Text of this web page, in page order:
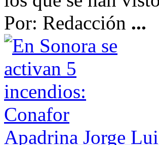
Por: Redacción ...
Apadrina Jorge